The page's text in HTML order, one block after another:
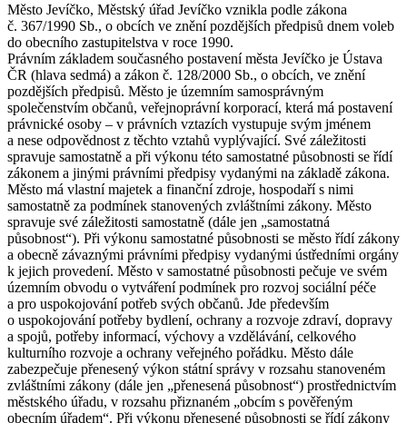
Město Jevíčko, Městský úřad Jevíčko vznikla podle zákona
č. 367/1990 Sb., o obcích ve znění pozdějších předpisů dnem voleb
do obecního zastupitelstva v roce 1990.
Právním základem současného postavení města Jevíčko je Ústava
ČR (hlava sedmá) a zákon č. 128/2000 Sb., o obcích, ve znění
pozdějších předpisů. Město je územním samosprávným
společenstvím občanů, veřejnoprávní korporací, která má postavení
právnické osoby – v právních vztazích vystupuje svým jménem
a nese odpovědnost z těchto vztahů vyplývající. Své záležitosti
spravuje samostatně a při výkonu této samostatné působnosti se řídí
zákonem a jinými právními předpisy vydanými na základě zákona.
Město má vlastní majetek a finanční zdroje, hospodaří s nimi
samostatně za podmínek stanovených zvláštními zákony. Město
spravuje své záležitosti samostatně (dále jen „samostatná
působnost“). Při výkonu samostatné působnosti se město řídí zákony
a obecně závaznými právními předpisy vydanými ústředními orgány
k jejich provedení. Město v samostatné působnosti pečuje ve svém
územním obvodu o vytváření podmínek pro rozvoj sociální péče
a pro uspokojování potřeb svých občanů. Jde především
o uspokojování potřeby bydlení, ochrany a rozvoje zdraví, dopravy
a spojů, potřeby informací, výchovy a vzdělávání, celkového
kulturního rozvoje a ochrany veřejného pořádku. Město dále
zabezpečuje přenesený výkon státní správy v rozsahu stanoveném
zvláštními zákony (dále jen „přenesená působnost“) prostřednictvím
městského úřadu, v rozsahu přiznaném „obcím s pověřeným
obecním úřadem“. Při výkonu přenesené působnosti se řídí zákony